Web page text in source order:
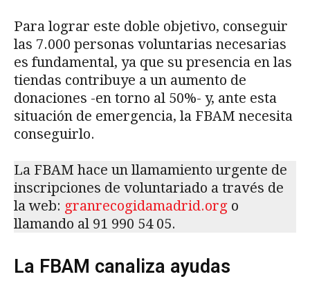
Para lograr este doble objetivo, conseguir
las 7.000 personas voluntarias necesarias
es fundamental, ya que su presencia en las
tiendas contribuye a un aumento de
donaciones -en torno al 50%- y, ante esta
situación de emergencia, la FBAM necesita
conseguirlo.
La FBAM hace un llamamiento urgente de
inscripciones de voluntariado a través de
la web: granrecogidamadrid.org o
llamando al 91 990 54 05.
La FBAM canaliza ayudas